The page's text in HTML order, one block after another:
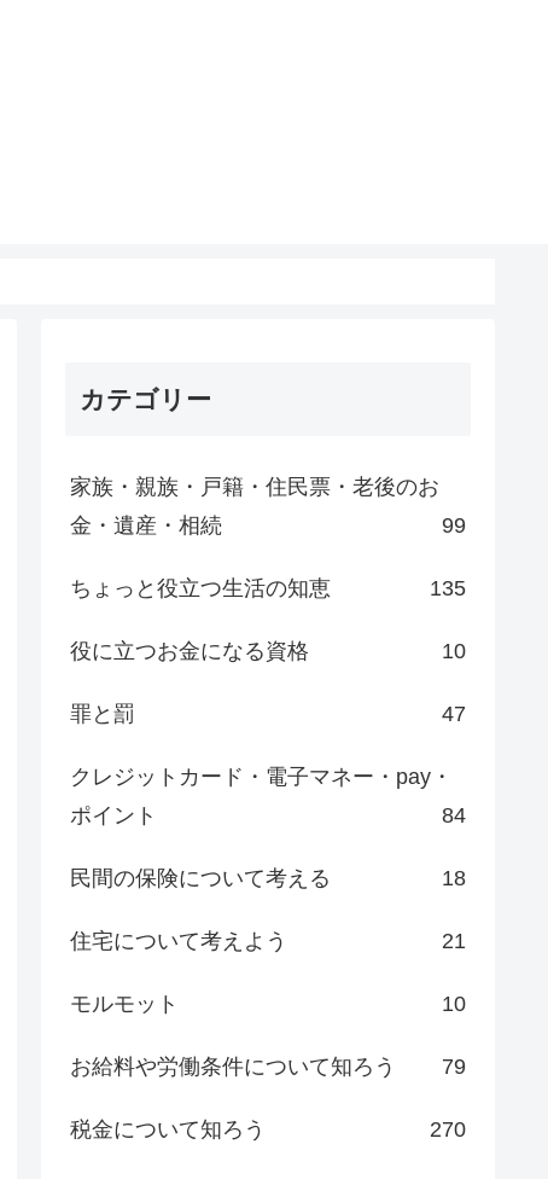
カテゴリー
家族・親族・戸籍・住民票・老後のお
金・遺産・相続
99
ちょっと役立つ生活の知恵 135
役に立つお金になる資格 10
罪と罰 47
クレジットカード・電子マネー・pay・
ポイント
84
民間の保険について考える 18
住宅について考えよう 21
モルモット 10
お給料や労働条件について知ろう 79
税金について知ろう 270